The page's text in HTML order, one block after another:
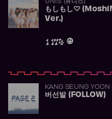
UNIS (유니스)
もしもし♡
Ver.)
1 174
KANG SEUNG YOON
버선발 (FOLLOW)